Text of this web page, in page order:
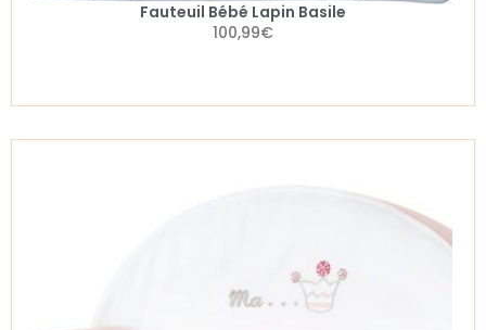
Fauteuil Bébé Lapin Basile
100,99€